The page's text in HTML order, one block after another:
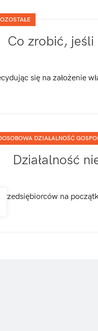
Co zrobić,
się na założenie
DZIAŁALNOŚĆ
Działalność
na